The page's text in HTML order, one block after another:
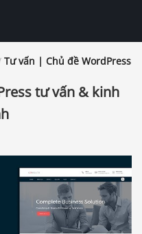
Tư vấn | Chủ đề WordPress
tư vấn & kinh